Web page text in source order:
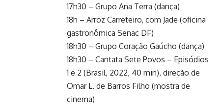
17h30 – Grupo Ana Terra (dança)
18h – Arroz Carreteiro, com Jade (oficina
gastronômica Senac DF)
18h30 – Grupo Coração Gaúcho (dança)
18h30 – Cantata Sete Povos – Episódios
1 e 2 (Brasil, 2022, 40 min), direção de
Omar L. de Barros Filho (mostra de
cinema)